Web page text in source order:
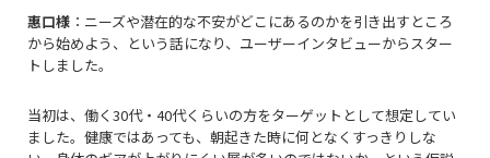
惠口様 ：ニーズや潜在的な不安がどこにあるのかを引き出すところ
から始めよう、という話になり、ユーザーインタビューからスター
トしました。
当初は、働く30代・40代くらいの方をターゲットとして想定してい
ました。健康ではあっても、朝起きた時に何となくすっきりしな